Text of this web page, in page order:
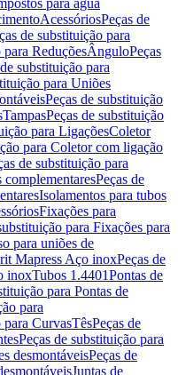
para água
AcessóriosPeças de
de substituição para
para ReduçõesÂnguloPeças
substituição para
para Uniões
Peças de substituição
TampasPeças de substituição
para LigaçõesColetor
para Coletor com ligação
de substituição para
complementaresPeças de
Isolamentos para tubos
Fixações para
para Fixações para
para uniões de
Mapress Aço inoxPeças de
inoxTubos 1.4401Pontas de
para Pontas de
para
para CurvasTêsPeças de
Peças de substituição para
desmontáveisPeças de
Juntas de